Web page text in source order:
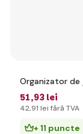
Organizator de
51,93 lei
42,91 lei fără TVA
+ 11 puncte